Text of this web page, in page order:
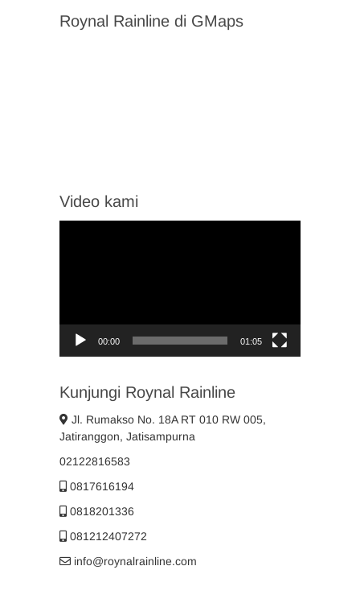
Roynal Rainline di GMaps
Video kami
00:00 01:05
Kunjungi Roynal Rainline
Jl. Rumakso No. 18A RT 010 RW 005,
Jatiranggon, Jatisampurna
02122816583
0817616194
0818201336
081212407272
info@roynalrainline.com